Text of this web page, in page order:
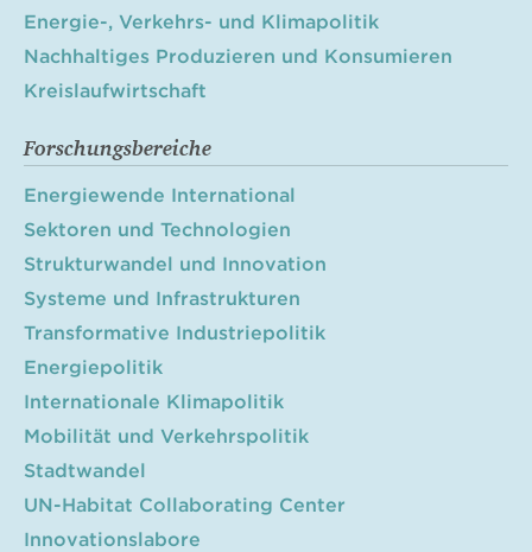
Energie-, Verkehrs- und Klimapolitik
Nachhaltiges Produzieren und Konsumieren
Kreislaufwirtschaft
Forschungsbereiche
Energiewende International
Sektoren und Technologien
Strukturwandel und Innovation
Systeme und Infrastrukturen
Transformative Industriepolitik
Energiepolitik
Internationale Klimapolitik
Mobilität und Verkehrspolitik
Stadtwandel
UN-Habitat Collaborating Center
Innovationslabore